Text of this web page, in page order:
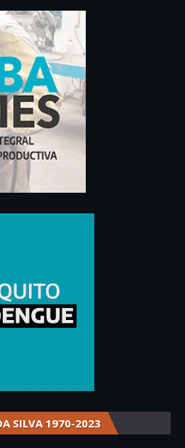
SILVA 1970-2023